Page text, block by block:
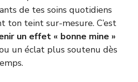
de tes soins quotidiens
ton teint sur-mesure. C’est
un effet « bonne mine »
un éclat plus soutenu dès